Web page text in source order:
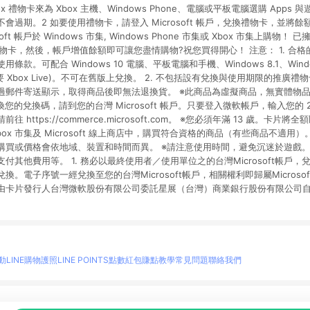
禮物卡來為 Xbox 主機、Windows Phone、電腦或平板電腦選購 Apps 與
會過期。2 如要使用禮物卡，請登入 Microsoft 帳戶，兌換禮物卡，並將餘
帳戶於 Windows 市集, Windows Phone 市集或 Xbox 市集上購物！ 已
，然後，帳戶增值餘額即可讓您盡情購物?祝您買得開心！ 注意： 1. 合格
用條款。可配合 Windows 10 電腦、平板電腦和手機、Windows 8.1、
Live)。不可在舊版上兌換。 2. 不包括設有兌換與使用期限的推廣禮
郵件寄送顯示，取得商品後即無法退換貨。 ※此商品為虛擬商品，無實體物
您的兌換碼，請到您的台灣 Microsoft 帳戶。只要登入微軟帳戶，輸入您的
前往 https://commerce.microsoft.com。 ※您必須年滿 13 歲。卡片將全
市集及 Microsoft 線上商店中，購買符合資格的商品（有些商品不適用）
買或價格會依地域、裝置和時間而異。 ※請注意使用時間，避免沉迷於遊戲
付其他費用等。 1. 務必以最終使用者／使用單位之的台灣Microsoft帳戶，
換。電子序號一經兌換至您的台灣Microsoft帳戶，相關權利即歸屬
卡片發行人台灣微軟股份有限公司委託星展（台灣）商業銀行股份有限公司
LINE購物護照LINE POINTS點數紅包賺點教學常見問題聯絡我們